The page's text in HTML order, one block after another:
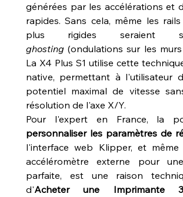
générées par les accélérations et
rapides. Sans cela, même les
ghosting (ondulations sur les murs
La X4 Plus S1 utilise cette
native, permettant à l'utilisateur
potentiel maximal de vitesse
résolution de l'axe X/Y.
personnaliser les paramètres de
l'interface web Klipper, et
accéléromètre externe pour
parfaite, est une raison
d'Acheter une Imprimante